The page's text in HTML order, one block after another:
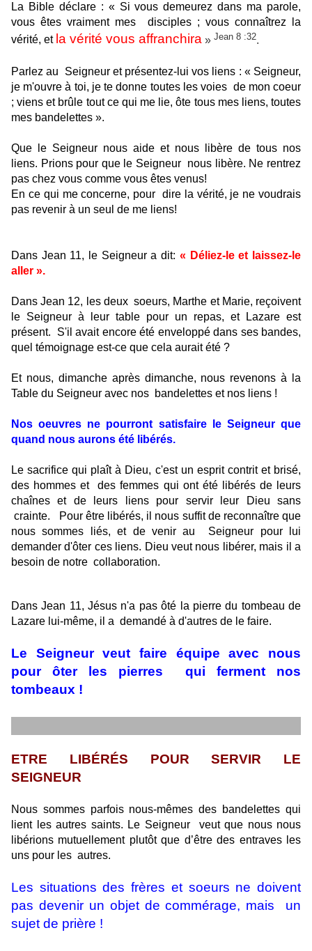
La Bible déclare : « Si vous demeurez dans ma parole,
vous êtes vraiment mes
disciples ; vous connaîtrez la
vérité, et la vérité vous affranchira » Jean 8 :32.
Parlez au
Seigneur et présentez-lui vos liens : « Seigneur,
je m'ouvre à toi, je te donne toutes les voies de mon coeur
; viens et brûle tout ce qui me lie, ôte tous mes liens, toutes
mes bandelettes ».
Que le Seigneur nous aide et nous libère de tous nos
liens. Prions pour que le Seigneur nous libère. Ne rentrez
pas chez vous comme vous êtes venus!
En ce qui me concerne, pour dire la vérité, je ne voudrais
pas revenir à un seul de me liens!
Dans Jean 11, le Seigneur a dit: « Déliez-le et laissez-le
aller ».
Dans Jean 12, les deux soeurs, Marthe et Marie, reçoivent
le Seigneur à leur table pour un repas, et Lazare est
présent.
S'il avait encore été enveloppé dans ses bandes,
quel témoignage est-ce que cela aurait été ?
Et nous, dimanche après dimanche, nous revenons à la
Table du Seigneur avec nos bandelettes et nos liens !
Nos oeuvres ne pourront satisfaire le Seigneur que
quand nous aurons été libérés.
Le sacrifice qui plaît à Dieu, c'est un esprit contrit et brisé,
des hommes et
des femmes qui ont été libérés de leurs
chaînes et de leurs liens pour servir leur Dieu sans
crainte.
Pour être libérés, il nous suffit de reconnaître que
nous sommes liés, et de venir au
Seigneur pour lui
demander d'ôter ces liens. Dieu veut nous libérer, mais il a
besoin de notre collaboration.
Dans Jean 11, Jésus n'a pas ôté la pierre du tombeau de
Lazare lui-même, il a demandé à d'autres de le faire.
Le Seigneur veut faire équipe avec nous
pour ôter les pierres
qui ferment nos
tombeaux !
ETRE LIBÉRÉS POUR SERVIR LE
SEIGNEUR
Nous sommes parfois nous-mêmes des bandelettes qui
lient les autres saints. Le Seigneur
veut que nous nous
libérions mutuellement plutôt que d’être des entraves les
uns pour les autres.
Les situations des frères et soeurs ne doivent
pas devenir un objet de commérage, mais
un
sujet de prière !